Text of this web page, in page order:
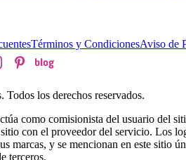
Términos y CondicionesAviso de
Todos los derechos reservados.
como comisionista del usuario del
con el proveedor del servicio. Los
marcas, y se mencionan en este sitio
terceros.